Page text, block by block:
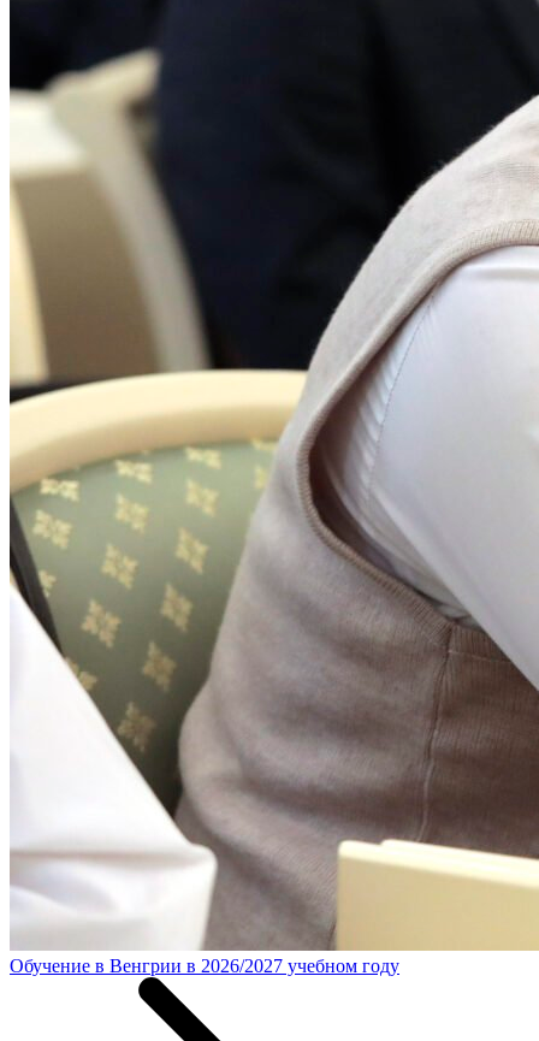
Обучение в Венгрии в 2026/2027 учебном году